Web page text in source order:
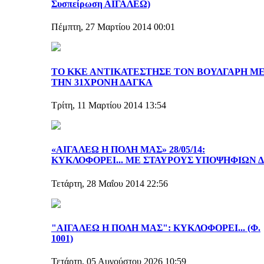
Συσπείρωση ΑΙΓΑΛΕΩ)
Πέμπτη, 27 Μαρτίου 2014 00:01
ΤΟ ΚΚΕ ΑΝΤΙΚΑΤΕΣΤΗΣΕ ΤΟΝ ΒΟΥΛΓΑΡΗ
ΤΗΝ 31ΧΡΟΝΗ ΔΑΓΚΑ
Τρίτη, 11 Μαρτίου 2014 13:54
«ΑΙΓΑΛΕΩ Η ΠΟΛΗ ΜΑΣ» 28/05/14:
ΚΥΚΛΟΦΟΡΕΙ... ΜΕ ΣΤΑΥΡΟΥΣ ΥΠΟΨΗΦΙΩΝ
Τετάρτη, 28 Μαΐου 2014 22:56
"ΑΙΓΑΛΕΩ Η ΠΟΛΗ ΜΑΣ": ΚΥΚΛΟΦΟΡΕΙ... (Φ.
1001)
Τετάρτη, 05 Αυγούστου 2026 10:59